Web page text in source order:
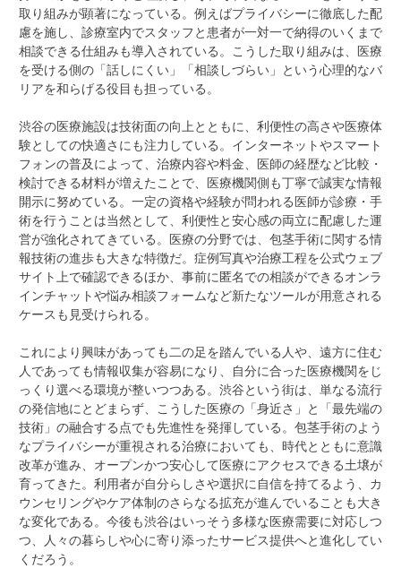
取り組みが顕著になっている。例えばプライバシーに徹底した配
慮を施し、診療室内でスタッフと患者が一対一で納得のいくまで
相談できる仕組みも導入されている。こうした取り組みは、医療
を受ける側の「話しにくい」「相談しづらい」という心理的なバ
リアを和らげる役目も担っている。
渋谷の医療施設は技術面の向上とともに、利便性の高さや医療体
験としての快適さにも注力している。インターネットやスマート
フォンの普及によって、治療内容や料金、医師の経歴など比較・
検討できる材料が増えたことで、医療機関側も丁寧で誠実な情報
開示に努めている。一定の資格や経験が問われる医師が診療・手
術を行うことは当然として、利便性と安心感の両立に配慮した運
営が強化されてきている。医療の分野では、包茎手術に関する情
報技術の進歩も大きな特徴だ。症例写真や治療工程を公式ウェブ
サイト上で確認できるほか、事前に匿名での相談ができるオンラ
インチャットや悩み相談フォームなど新たなツールが用意される
ケースも見受けられる。
これにより興味があっても二の足を踏んでいる人や、遠方に住む
人であっても情報収集が容易になり、自分に合った医療機関をじ
っくり選べる環境が整いつつある。渋谷という街は、単なる流行
の発信地にとどまらず、こうした医療の「身近さ」と「最先端の
技術」の融合する点でも先進性を発揮している。包茎手術のよう
なプライバシーが重視される治療においても、時代とともに意識
改革が進み、オープンかつ安心して医療にアクセスできる土壌が
育ってきた。利用者が自分らしさや選択に自信を持てるよう、カ
ウンセリングやケア体制のさらなる拡充が進んでいることも大き
な変化である。今後も渋谷はいっそう多様な医療需要に対応しつ
つ、人々の暮らしや心に寄り添ったサービス提供へと進化してい
くだろう。